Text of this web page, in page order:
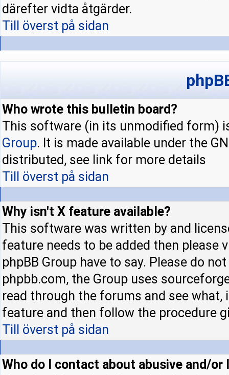
därefter vidta åtgärder.
Till överst på sidan
Who wrote this bulletin board?
This software (in its unmodified form)
Group. It is made available under the
distributed, see link for more details
Till överst på sidan
Why isn't X feature available?
This software was written by and
feature needs to be added then please
phpBB Group have to say. Please do
phpbb.com, the Group uses
read through the forums and see
feature and then follow the procedure
Till överst på sidan
Who do I contact about abusive and/